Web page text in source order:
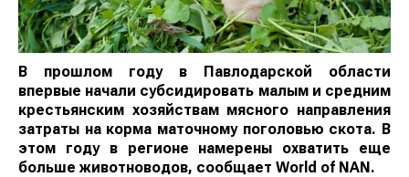
В прошлом году в Павлодарской области
впервые начали субсидировать малым и средним
крестьянским хозяйствам мясного направления
затраты на корма маточному поголовью скота. В
этом году в регионе намерены охватить еще
больше животноводов, сообщает World of NAN.